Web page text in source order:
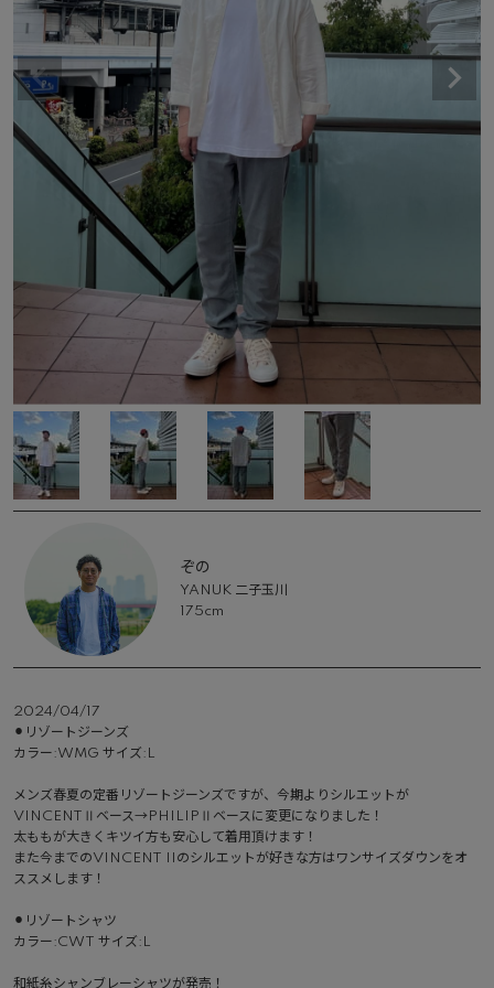
ぞの
YANUK 二子玉川
175cm
2024/04/17
⚫︎リゾートジーンズ
カラー:WMG サイズ:L
メンズ春夏の定番リゾートジーンズですが、今期よりシルエットが
VINCENTⅡベース→PHILIPⅡベースに変更になりました！
太ももが大きくキツイ方も安心して着用頂けます！
また今までのVINCENT IIのシルエットが好きな方はワンサイズダウンをオ
ススメします！
⚫︎リゾートシャツ
カラー:CWT サイズ:L
和紙糸シャンブレーシャツが発売！